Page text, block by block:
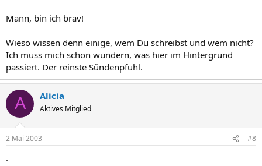
Mann, bin ich brav!
Wieso wissen denn einige, wem Du schreibst und wem nicht?
Ich muss mich schon wundern, was hier im Hintergrund
passiert. Der reinste Sündenpfuhl.
A Alicia
Aktives Mitglied
2 Mai 2003 #8
.